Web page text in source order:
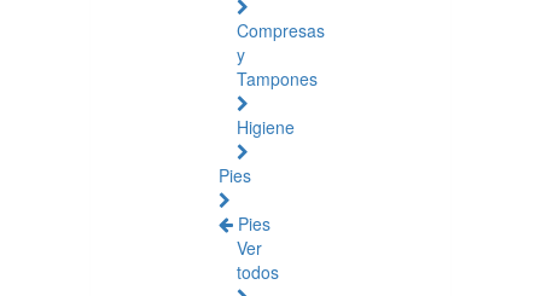
Compresas
y
Tampones
Higiene
Pies
Pies
Ver
todos